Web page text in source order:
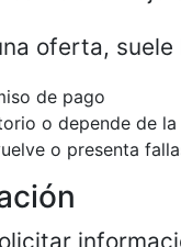
oferta,
de pago
o depende de la
o presenta